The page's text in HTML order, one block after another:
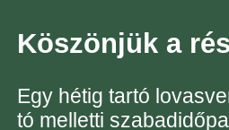
Köszönjük a
Egy hétig tartó
tó melletti